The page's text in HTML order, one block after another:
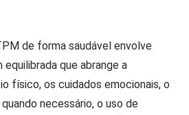
de forma saudável envolve
que abrange a
físico, os cuidados emocionais, o
necessário, o uso de